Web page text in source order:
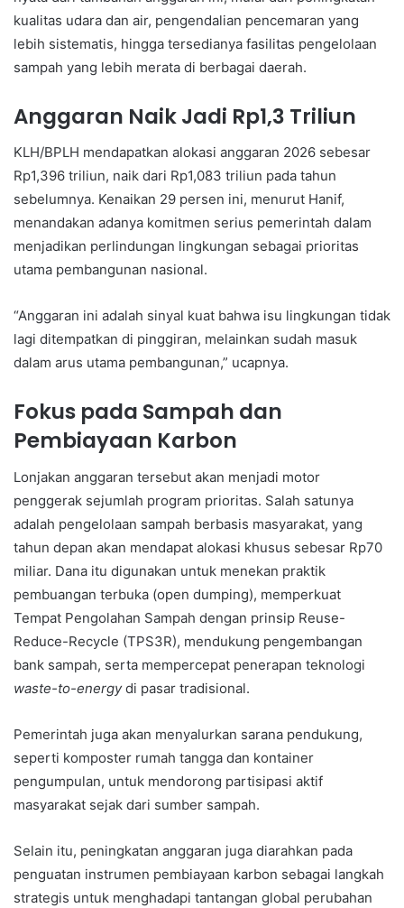
kualitas udara dan air, pengendalian pencemaran yang
lebih sistematis, hingga tersedianya fasilitas pengelolaan
sampah yang lebih merata di berbagai daerah.
Anggaran Naik Jadi Rp1,3 Triliun
KLH/BPLH mendapatkan alokasi anggaran 2026 sebesar
Rp1,396 triliun, naik dari Rp1,083 triliun pada tahun
sebelumnya. Kenaikan 29 persen ini, menurut Hanif,
menandakan adanya komitmen serius pemerintah dalam
menjadikan perlindungan lingkungan sebagai prioritas
utama pembangunan nasional.
“Anggaran ini adalah sinyal kuat bahwa isu lingkungan tidak
lagi ditempatkan di pinggiran, melainkan sudah masuk
dalam arus utama pembangunan,” ucapnya.
Fokus pada Sampah dan
Pembiayaan Karbon
Lonjakan anggaran tersebut akan menjadi motor
penggerak sejumlah program prioritas. Salah satunya
adalah pengelolaan sampah berbasis masyarakat, yang
tahun depan akan mendapat alokasi khusus sebesar Rp70
miliar. Dana itu digunakan untuk menekan praktik
pembuangan terbuka (open dumping), memperkuat
Tempat Pengolahan Sampah dengan prinsip Reuse-
Reduce-Recycle (TPS3R), mendukung pengembangan
bank sampah, serta mempercepat penerapan teknologi
waste-to-energydi pasar tradisional.
Pemerintah juga akan menyalurkan sarana pendukung,
seperti komposter rumah tangga dan kontainer
pengumpulan, untuk mendorong partisipasi aktif
masyarakat sejak dari sumber sampah.
Selain itu, peningkatan anggaran juga diarahkan pada
penguatan instrumen pembiayaan karbon sebagai langkah
strategis untuk menghadapi tantangan global perubahan